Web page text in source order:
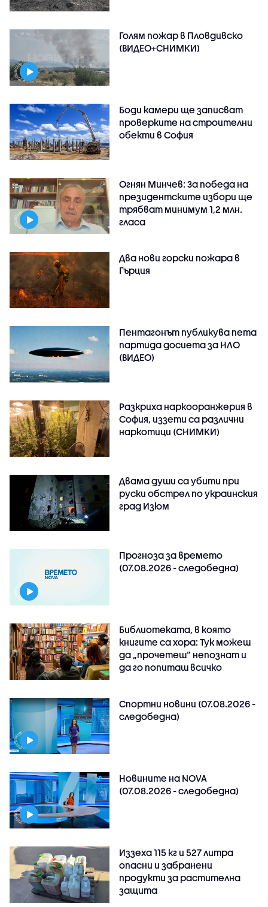
Голям пожар в Пловдивско
(ВИДЕО+СНИМКИ)
Боди камери ще записват
проверките на строителни
обекти в София
Огнян Минчев: За победа на
президентските избори ще
трябват минимум 1,2 млн.
гласа
Два нови горски пожара в
Гърция
Пентагонът публикува пета
партида досиета за НЛО
(ВИДЕО)
Разкриха наркооранжерия в
София, иззети са различни
наркотици (СНИМКИ)
Двама души са убити при
руски обстрeл по украинския
град Изюм
Прогноза за времето
(07.08.2026 - следобедна)
Библиотеката, в която
книгите са хора: Тук можеш
да „прочетеш“ непознат и
да го попиташ всичко
Спортни новини (07.08.2026 -
следобедна)
Новините на NOVA
(07.08.2026 - следобедна)
Иззеха 115 кг и 527 литра
опасни и забранени
продукти за растителна
защита